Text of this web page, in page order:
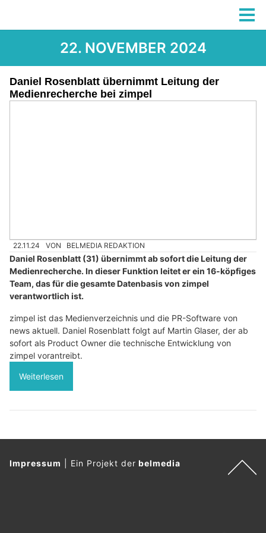
22. NOVEMBER 2024
Daniel Rosenblatt übernimmt Leitung der
Medienrecherche bei zimpel
22.11.24 VON BELMEDIA REDAKTION
Daniel Rosenblatt (31) übernimmt ab sofort die Leitung der
Medienrecherche. In dieser Funktion leitet er ein 16-köpfiges
Team, das für die gesamte Datenbasis von zimpel
verantwortlich ist.
zimpel ist das Medienverzeichnis und die PR-Software von
news aktuell. Daniel Rosenblatt folgt auf Martin Glaser, der ab
sofort als Product Owner die technische Entwicklung von
zimpel vorantreibt.
Weiterlesen
Impressum Ein Projekt derbelmedia